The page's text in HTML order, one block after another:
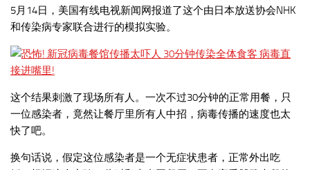
5月14日，美国有线电视新闻网报道了这个由日本放送协会NHK
和传染病专家联合进行的模拟实验。
这个结果刺激了现场所有人。一次不过30分钟的正常用餐，只
一位感染者，竟然让餐厅里所有人中招，病毒传播的速度也太
快了吧。
换句话说，假定这位感染者是一个无症状患者，正常外出吃